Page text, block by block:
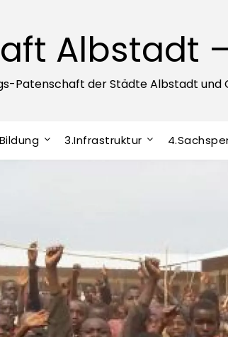
Albstadt
Patenschaft der Städte Albstadt und
3.Infrastruktur